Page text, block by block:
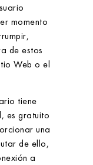
momento
de estos
Web o el
tiene
es gratuito
una
de ello,
a